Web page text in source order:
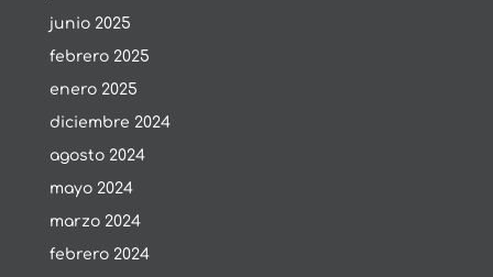
junio 2025
febrero 2025
enero 2025
diciembre 2024
agosto 2024
mayo 2024
marzo 2024
febrero 2024